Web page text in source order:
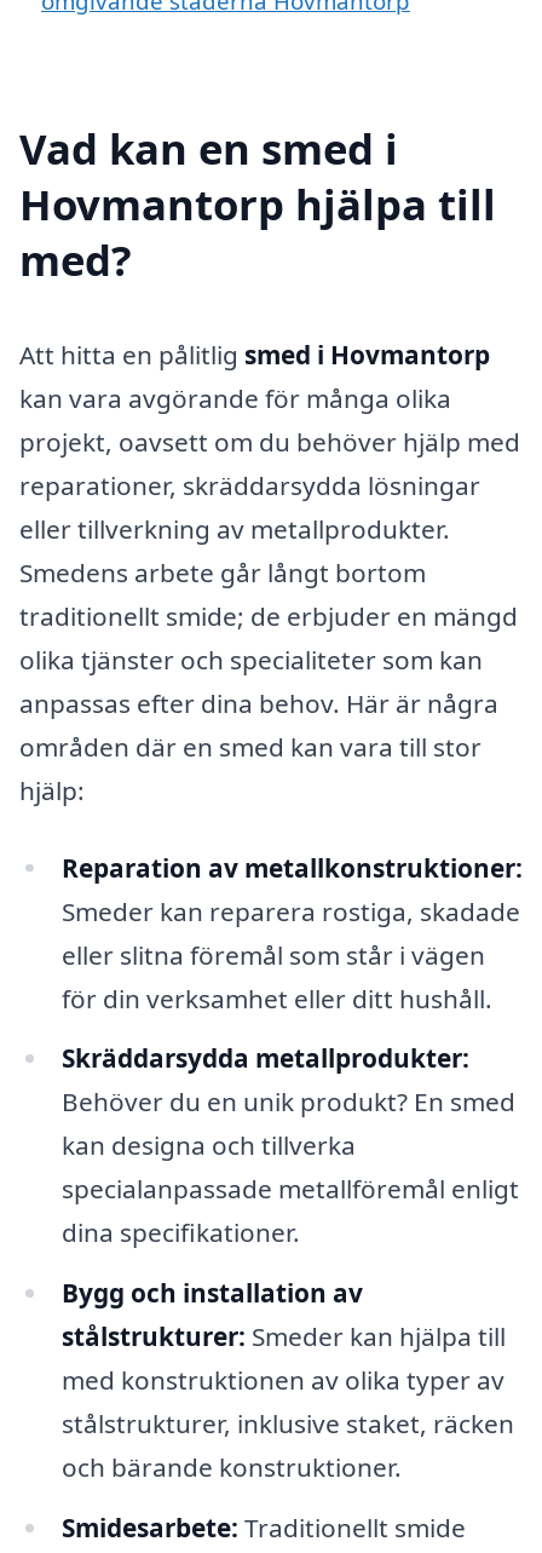
Vad kan en smed i
Hovmantorp hjälpa till
med?
Att hitta en pålitlig smed i Hovmantorp
kan vara avgörande för många olika
projekt, oavsett om du behöver hjälp med
reparationer, skräddarsydda lösningar
eller tillverkning av metallprodukter.
Smedens arbete går långt bortom
traditionellt smide; de erbjuder en mängd
olika tjänster och specialiteter som kan
anpassas efter dina behov. Här är några
områden där en smed kan vara till stor
hjälp:
Reparation av metallkonstruktioner:
Smeder kan reparera rostiga, skadade
eller slitna föremål som står i vägen
för din verksamhet eller ditt hushåll.
Skräddarsydda metallprodukter:
Behöver du en unik produkt? En smed
kan designa och tillverka
specialanpassade metallföremål enligt
dina specifikationer.
Bygg och installation av
stålstrukturer: Smeder kan hjälpa till
med konstruktionen av olika typer av
stålstrukturer, inklusive staket, räcken
och bärande konstruktioner.
Smidesarbete: Traditionellt smide